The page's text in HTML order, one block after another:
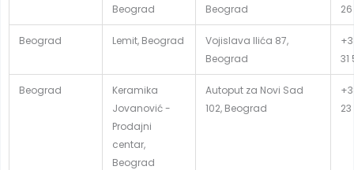
Beograd
Beograd
Beograd Lemit, Beograd
Vojislava Ilića 87,
Beograd
31
Beograd
Keramika
Jovanović -
Prodajni
centar,
Beograd
Autoput za Novi Sad
102, Beograd
23